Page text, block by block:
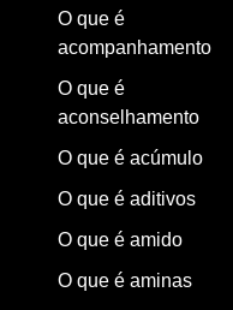
O que é
acompanhamento
O que é
aconselhamento
O que é acúmulo
O que é aditivos
O que é amido
O que é aminas